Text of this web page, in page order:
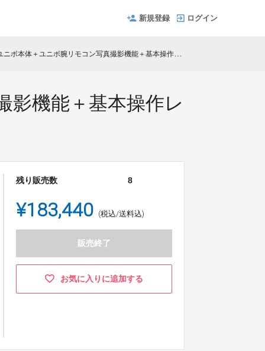
新規登録 ログイン
ボ本体＋ユニボ腕リモコン写真撮影機能＋基本操作レクチャー
影機能＋基本操作レ
残り販売数 8
¥183,440 (税込/送料込)
販売終了
お気に入りに追加する